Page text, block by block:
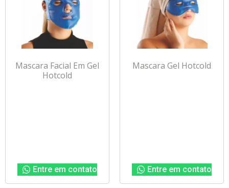
Mascara Facial Em Gel
Hotcold
Entre em contato
Mascara Gel Hotcold
Entre em contato